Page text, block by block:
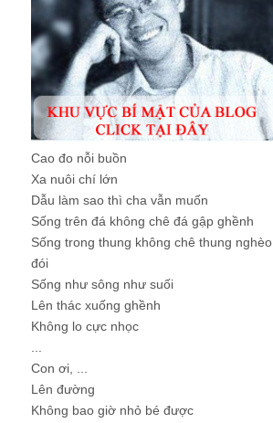
Cao đo nỗi buồn
Xa nuôi chí lớn
Dẫu làm sao thì cha vẫn muốn
Sống trên đá không chê đá gập ghềnh
Sống trong thung không chê thung nghèo
đói
Sống như sông như suối
Lên thác xuống ghềnh
Không lo cực nhọc
Con ơi, ...
Lên đường
Không bao giờ nhỏ bé được